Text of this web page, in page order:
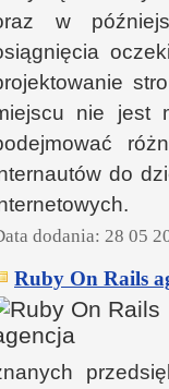
w
nie jest
do
dodania: 28 05
Ruby On Rails